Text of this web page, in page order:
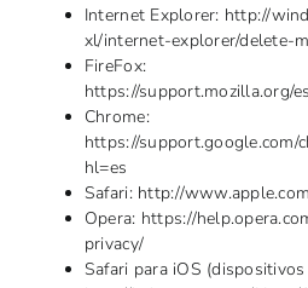
Internet Explorer: http://
xl/internet-explorer/delete-
FireFox:
https://support.mozilla.org/
Chrome:
https://support.google.com/
hl=es
Safari: http://
Opera: https://
privacy/
Safari para iOS